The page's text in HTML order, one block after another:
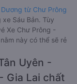
từ Chư Prông
Sáu Bản. Tùy
Xe Chư Prông -
này có thể sẽ rẻ
Uyên -
Gia Lai chất